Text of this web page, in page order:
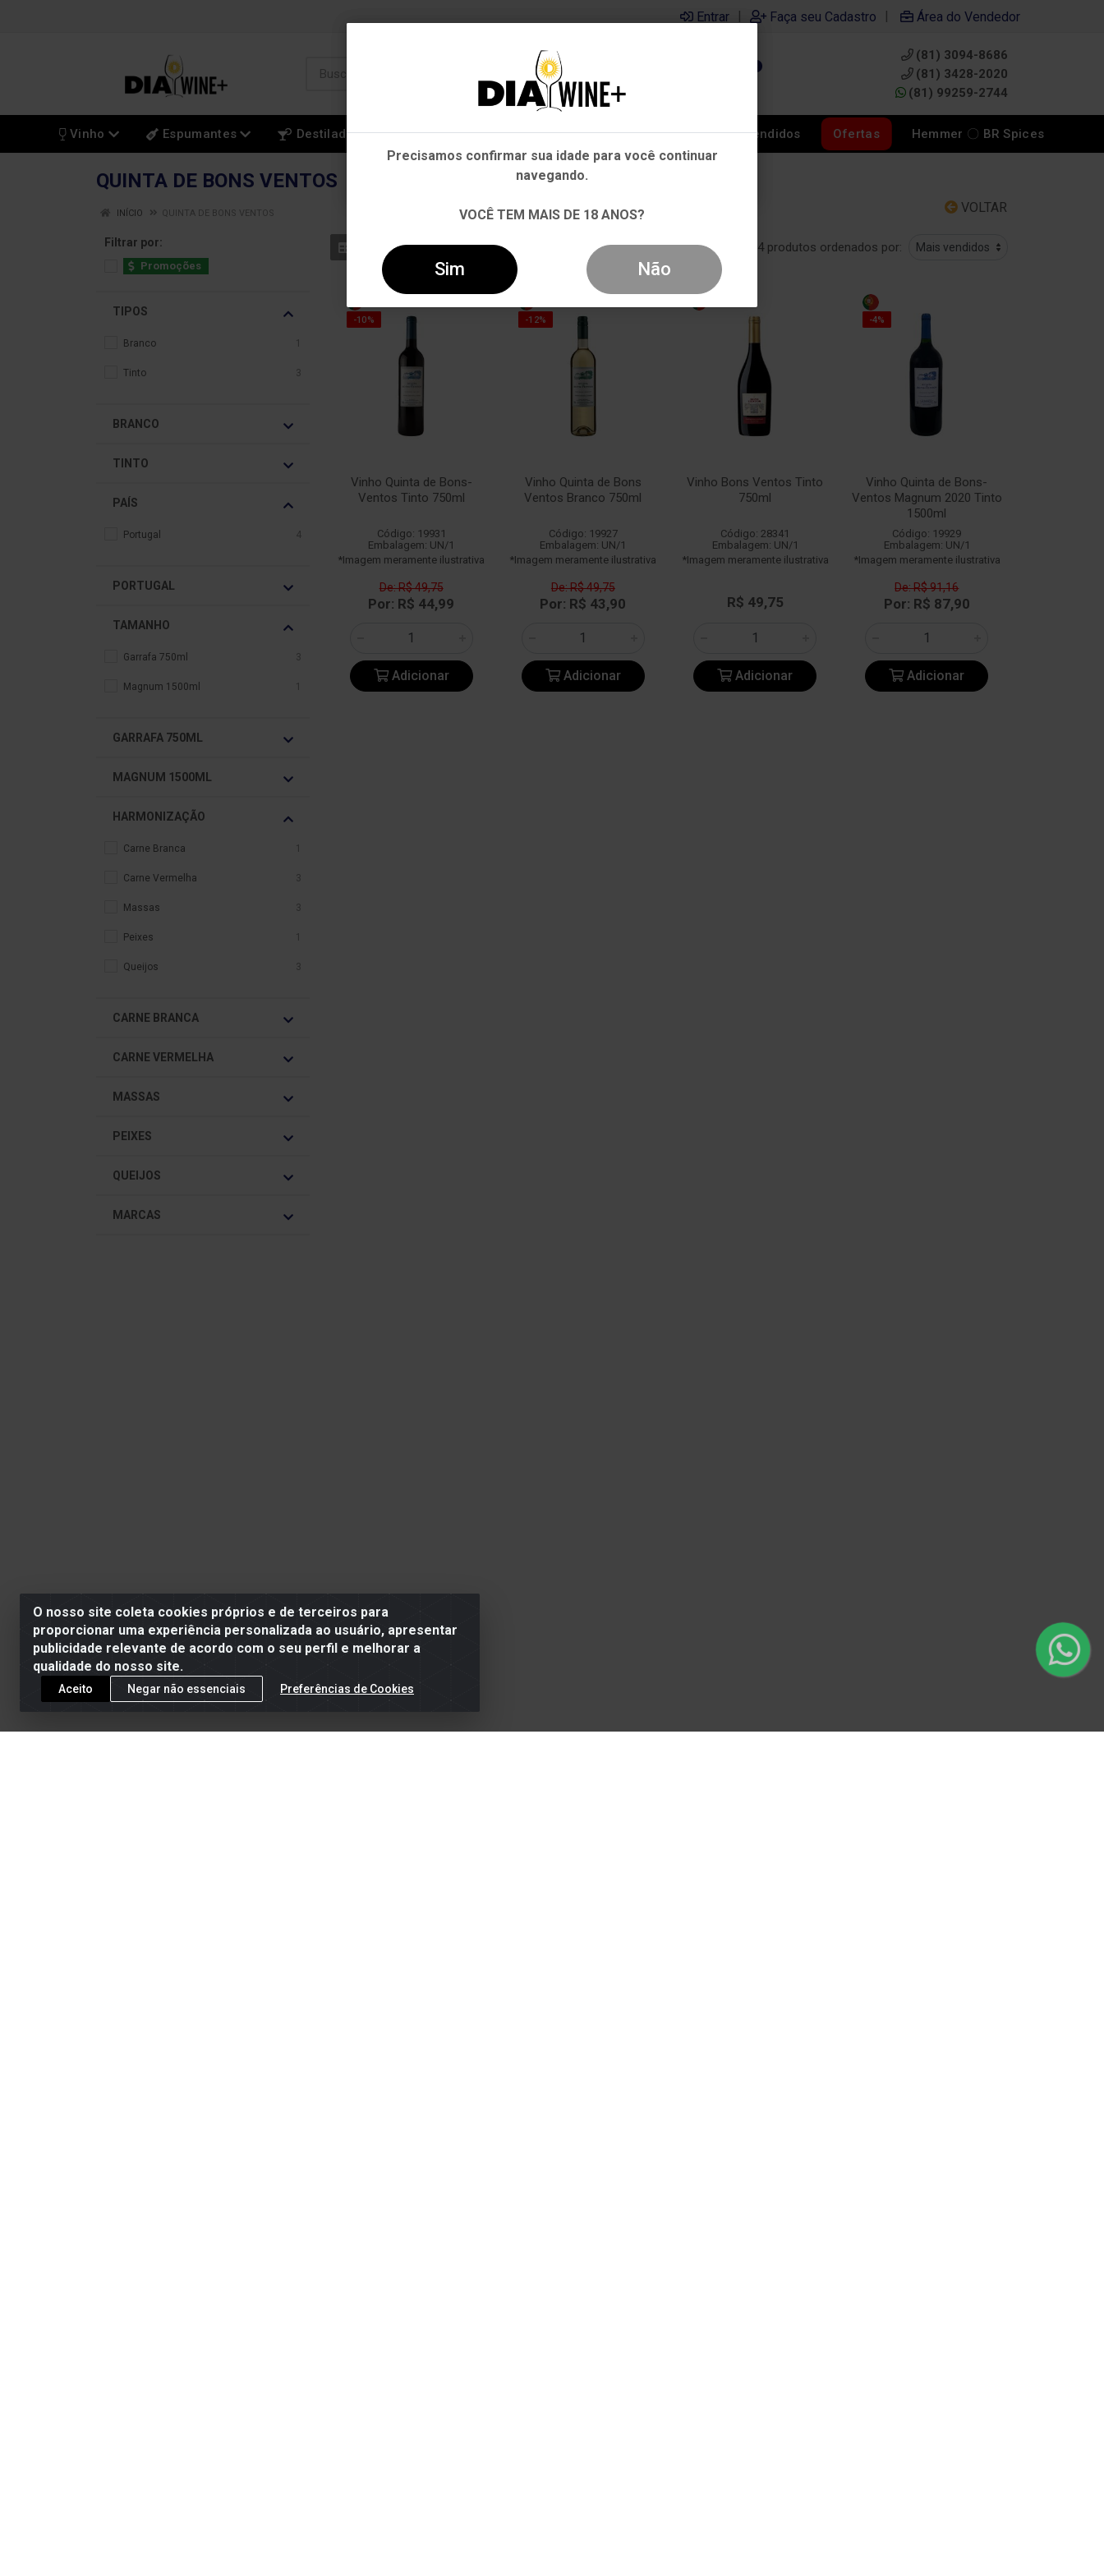
Entrar | Faça seu Cadastro | Área do Vendedor
(81) 3094-8686
(81) 3428-2020
(81) 99259-2744
Vinho Espumantes Destilados Cervejas Kits Departamentos Mais Vendidos Ofertas Hemmer 〇 BR Spices
QUINTA DE BONS VENTOS
VOLTAR
INÍCIO QUINTA DE BONS VENTOS
Filtrar por:
Promoções
TIPOS
Branco 1
Tinto 3
BRANCO
TINTO
PAÍS
Portugal 4
PORTUGAL
TAMANHO
Garrafa 750ml 3
Magnum 1500ml 1
GARRAFA 750ML
MAGNUM 1500ML
HARMONIZAÇÃO
Carne Branca 1
Carne Vermelha 3
Massas 3
Peixes 1
Queijos 3
CARNE BRANCA
CARNE VERMELHA
MASSAS
PEIXES
QUEIJOS
MARCAS
4 produtos ordenados por:
-10%
Vinho Quinta de Bons-
Ventos Tinto 750ml
Código: 19931
Embalagem: UN/1
*Imagem meramente ilustrativa
De: R$ 49,75
Por: R$ 44,99
Adicionar
-12%
Vinho Quinta de Bons
Ventos Branco 750ml
Código: 19927
Embalagem: UN/1
*Imagem meramente ilustrativa
De: R$ 49,75
Por: R$ 43,90
Adicionar
Vinho Bons Ventos Tinto
750ml
Código: 28341
Embalagem: UN/1
*Imagem meramente ilustrativa
R$ 49,75
Adicionar
-4%
Vinho Quinta de Bons-
Ventos Magnum 2020 Tinto
1500ml
Código: 19929
Embalagem: UN/1
*Imagem meramente ilustrativa
De: R$ 91,16
Por: R$ 87,90
Adicionar
O nosso site coleta cookies próprios e de terceiros para
proporcionar uma experiência personalizada ao usuário, apresentar
publicidade relevante de acordo com o seu perfil e melhorar a
qualidade do nosso site.
Aceito Negar não essenciais Preferências de Cookies
Em que Estado você está?
Pernambuco
Outros Estados
Precisamos confirmar sua idade para você continuar
navegando.
VOCÊ TEM MAIS DE 18 ANOS?
Sim Não